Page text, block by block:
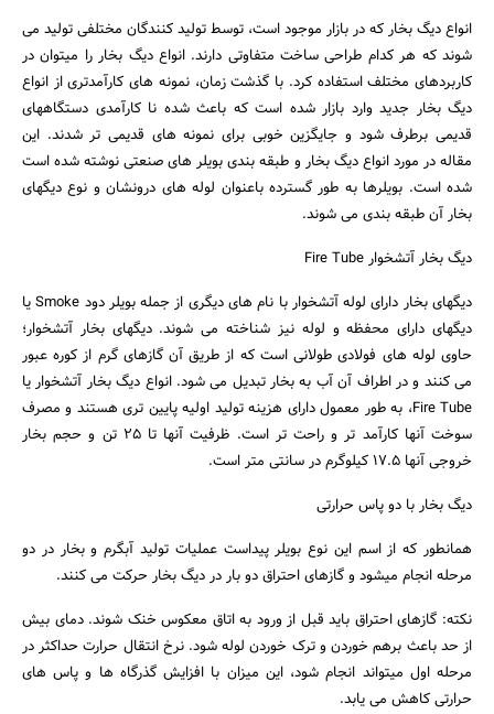
انواع دیگ بخار که در بازار موجود است، توسط تولید کنندگان مختلفی تولید می
شوند که هر کدام طراحی ساخت متفاوتی دارند. انواع دیگ بخار را میتوان در
کاربردهای مختلف استفاده کرد. با گذشت زمان، نمونه های کارآمدتری از انواع
دیگ بخار جدید وارد بازار شده است که باعث شده نا کارآمدی دستگاههای
قدیمی برطرف شود و جایگزین خوبی برای نمونه های قدیمی تر شدند. این
مقاله در مورد انواع دیگ بخار و طبقه بندی بویلر های صنعتی نوشته شده است
شده است. بویلرها به طور گسترده باعنوان لوله های درونشان و نوع دیگهای
بخار آن طبقه بندی می شوند.
دیگ بخار آتشخوار Fire Tube
دیگهای بخار دارای لوله آتشخوار با نام های دیگری از جمله بویلر دود Smoke یا
دیگهای دارای محفظه و لوله نیز شناخته می شوند. دیگهای بخار آتشخوار؛
حاوی لوله های فولادی طولانی است که از طریق آن گازهای گرم از کوره عبور
می کنند و در اطراف آن آب به بخار تبدیل می شود. انواع دیگ بخار آتشخوار یا
Fire Tube، به طور معمول دارای هزینه تولید اولیه پایین تری هستند و مصرف
سوخت آنها کارآمد تر و راحت تر است. ظرفیت آنها تا ۲۵ تن و حجم بخار
خروجی آنها ۱۷.۵ کیلوگرم در سانتی متر است.
دیگ بخار با دو پاس حرارتی
همانطور که از اسم این نوع بویلر پیداست عملیات تولید آبگرم و بخار در دو
مرحله انجام میشود و گازهای احتراق دو بار در دیگ بخار حرکت می کنند.
نکته: گازهای احتراق باید قبل از ورود به اتاق معکوس خنک شوند. دمای بیش
از حد باعث برهم خوردن و ترک خوردن لوله شود. نرخ انتقال حرارت حداکثر در
مرحله اول میتواند انجام شود، این میزان با افزایش گذرگاه ها و پاس های
حرارتی کاهش می یابد.